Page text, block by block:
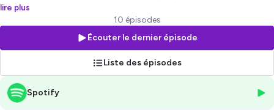
publiques et anime des coopérations territoriales.
Hébergé par Ausha. Visitez
ausha.co/politique-de-confidentialite
lire plus
10 épisodes
Écouter le dernier épisode
Liste des épisodes
Spotify